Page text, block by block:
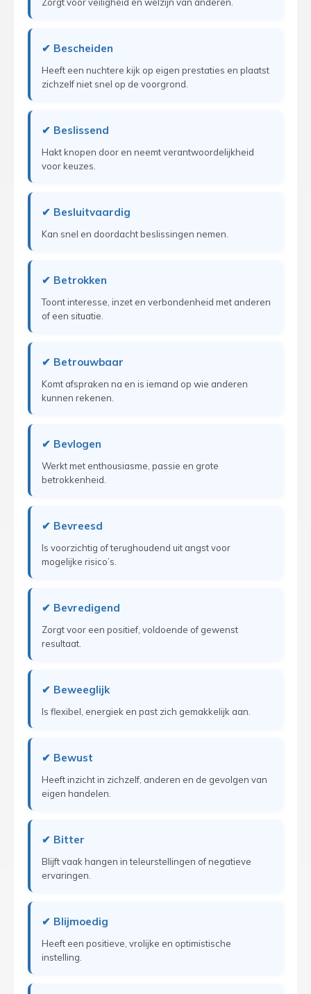
✔ Bescheiden
Heeft een nuchtere kijk op eigen prestaties en plaatst
zichzelf niet snel op de voorgrond.
✔ Beslissend
Hakt knopen door en neemt verantwoordelijkheid
voor keuzes.
✔ Besluitvaardig
Kan snel en doordacht beslissingen nemen.
✔ Betrokken
Toont interesse, inzet en verbondenheid met anderen
of een situatie.
✔ Betrouwbaar
Komt afspraken na en is iemand op wie anderen
kunnen rekenen.
✔ Bevlogen
Werkt met enthousiasme, passie en grote
betrokkenheid.
✔ Bevreesd
Is voorzichtig of terughoudend uit angst voor
mogelijke risico’s.
✔ Bevredigend
Zorgt voor een positief, voldoende of gewenst
resultaat.
✔ Beweeglijk
Is flexibel, energiek en past zich gemakkelijk aan.
✔ Bewust
Heeft inzicht in zichzelf, anderen en de gevolgen van
eigen handelen.
✔ Bitter
Blijft vaak hangen in teleurstellingen of negatieve
ervaringen.
✔ Blijmoedig
Heeft een positieve, vrolijke en optimistische
instelling.